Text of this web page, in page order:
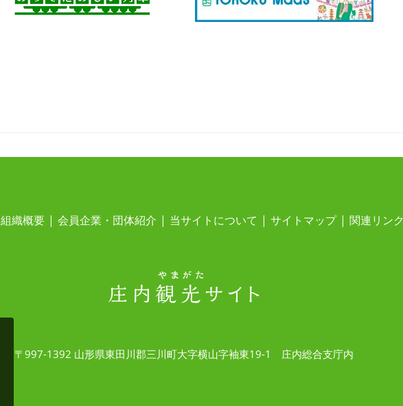
組織概要 会員企業・団体紹介 当サイトについて サイトマップ 関連リンク
〒997-1392 山形県東田川郡三川町大字横山字袖東19-1 庄内総合支庁内